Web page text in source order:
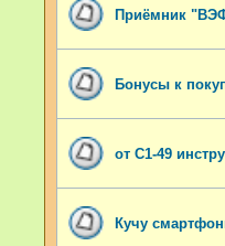
Приёмник
Бонусы к
от С1-49
Кучу